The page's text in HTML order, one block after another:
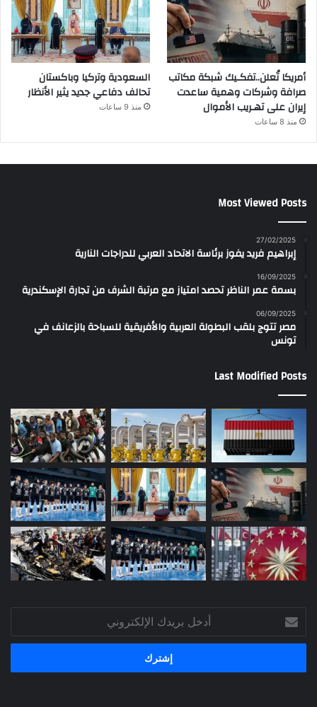
أمريكا تُعلن..تفكـيك شبكة مكاتب
صرافة وشركات وهمية ساعدت
إيران على تهـريب الأموال
منذ 8 ساعات
السعودية وتركيا وباكستان
تحالف دفاعي جديد يثير الأنظار
منذ 9 ساعات
Most Viewed Posts
27/02/2025
إبراهيم فريد يفوز برئاسة الاتحاد العربي للدراجات النارية
16/09/2025
بسمة عمر الناظر تحصد امتياز مع مرتبة الشرف من تجارة الإسكندرية
06/09/2025
مصر تتوج بلقب البطولة العربية والأفريقية للسباحة بالزعانف في
تونس
Last Modified Posts
بريدك
الإلكتروني